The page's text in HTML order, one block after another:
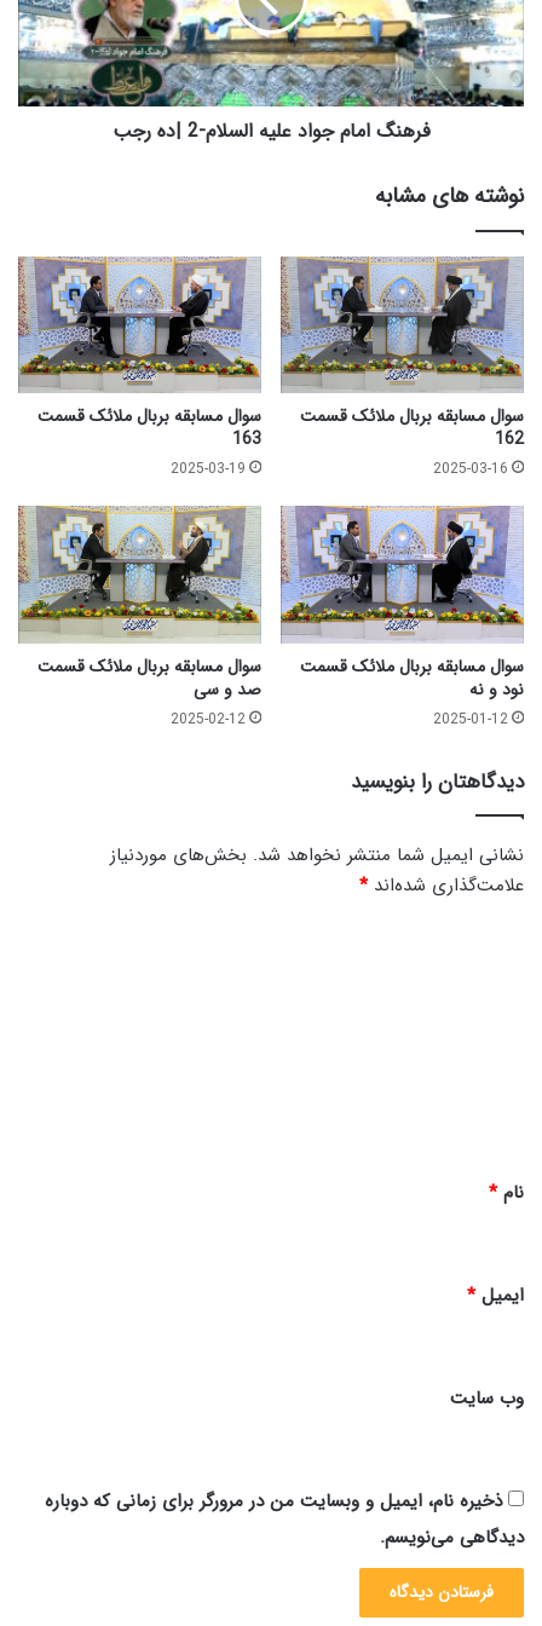
ل
ا
ئ
ک
ت
ص
د
و
چ
ه
ا
ر
ا
م
ا
م
ا
د
ع
ل
ه
ا
ل
س
ل
ا
م
2
|
د
ه
ر
ج
ب
فرهنگ امام جواد علیه السلام-2 |ده رجب
نوشته های مشابه
سوال مسابقه بربال ملائک قسمت
162
2025-03-16
سوال مسابقه بربال ملائک قسمت
163
2025-03-19
سوال مسابقه بربال ملائک قسمت
نود و نه
2025-01-12
سوال مسابقه بربال ملائک قسمت
صد و سی
2025-02-12
دیدگاهتان را بنویسید
نشانی ایمیل شما منتشر نخواهد شد. بخش‌های موردنیاز
علامت‌گذاری شده‌اند*
نام*
ایمیل*
وب‌ سایت
ذخیره نام، ایمیل و وبسایت من در مرورگر برای زمانی که دوباره
دیدگاهی می‌نویسم.